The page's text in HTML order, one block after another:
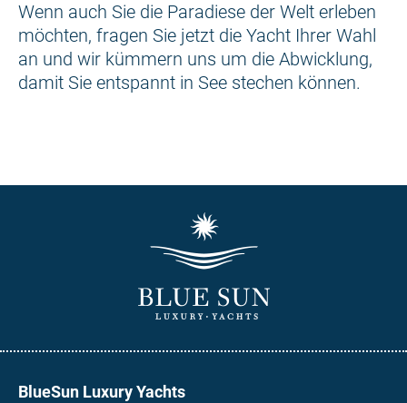
Wenn auch Sie die Paradiese der Welt erleben
möchten, fragen Sie jetzt die Yacht Ihrer Wahl
an und wir kümmern uns um die Abwicklung,
damit Sie entspannt in See stechen können.
BlueSun Luxury Yachts